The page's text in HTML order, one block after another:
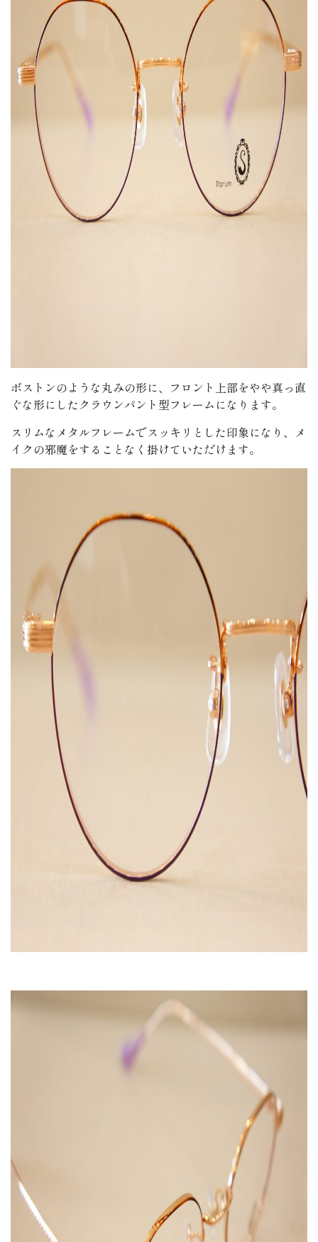
ボストンのような丸みの形に、フロント上部をやや真っ直
ぐな形にしたクラウンパント型フレームになります。
スリムなメタルフレームでスッキリとした印象になり、メ
イクの邪魔をすることなく掛けていただけます。